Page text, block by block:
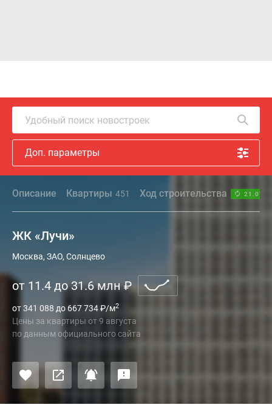
Удобный поиск новостроек
Доп. параметры
Описание Квартиры 451 Ход строительства
ЖК «Лучи»
Москва, ЗАО, Солнцево
от 11.4 до 31.6 млн ₽
от 341 088 до 667 734₽/м2
Цены за квартиры от9 августа
по данным официального сайта